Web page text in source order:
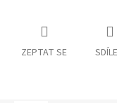
ZEPTAT SE